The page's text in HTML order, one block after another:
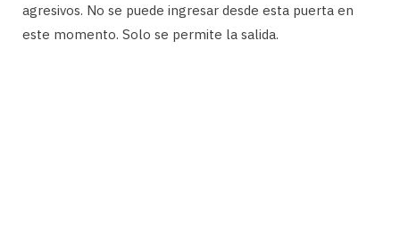
agresivos. No se puede ingresar desde esta puerta en
este momento. Solo se permite la salida.